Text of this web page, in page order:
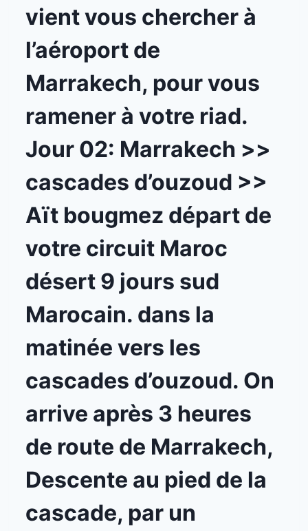
vient vous chercher à
l’aéroport de
Marrakech, pour vous
ramener à votre riad.
Jour 02: Marrakech >>
cascades d’ouzoud >>
Aït bougmez départ de
votre circuit Maroc
désert 9 jours sud
Marocain. dans la
matinée vers les
cascades d’ouzoud. On
arrive après 3 heures
de route de Marrakech,
Descente au pied de la
cascade, par un